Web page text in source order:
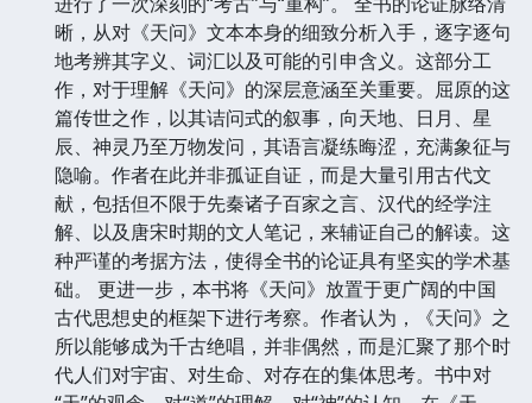
晰，从对《天问》文本本身的细致分析入手，逐字逐句
地考辨其字义、词汇以及可能的引申含义。这部分工
作，对于理解《天问》的深层意涵至关重要。屈原的这
篇传世之作，以其诘问式的叙事，向天地、日月、星
辰、神灵乃至万物发问，其语言凝练晦涩，充满象征与
隐喻。作者在此并非孤证自证，而是大量引用古代文
献，包括但不限于先秦诸子百家之言、汉代的经学注
解、以及唐宋时期的文人笔记，来辅证自己的解读。这
种严谨的考据方法，使得全书的论证具有坚实的学术基
础。 更进一步，本书将《天问》放置于更广阔的中国
古代思想史的框架下进行考察。作者认为，《天问》之
所以能够成为千古绝唱，并非偶然，而是汇聚了那个时
代人们对宇宙、对生命、对存在的集体思考。书中对